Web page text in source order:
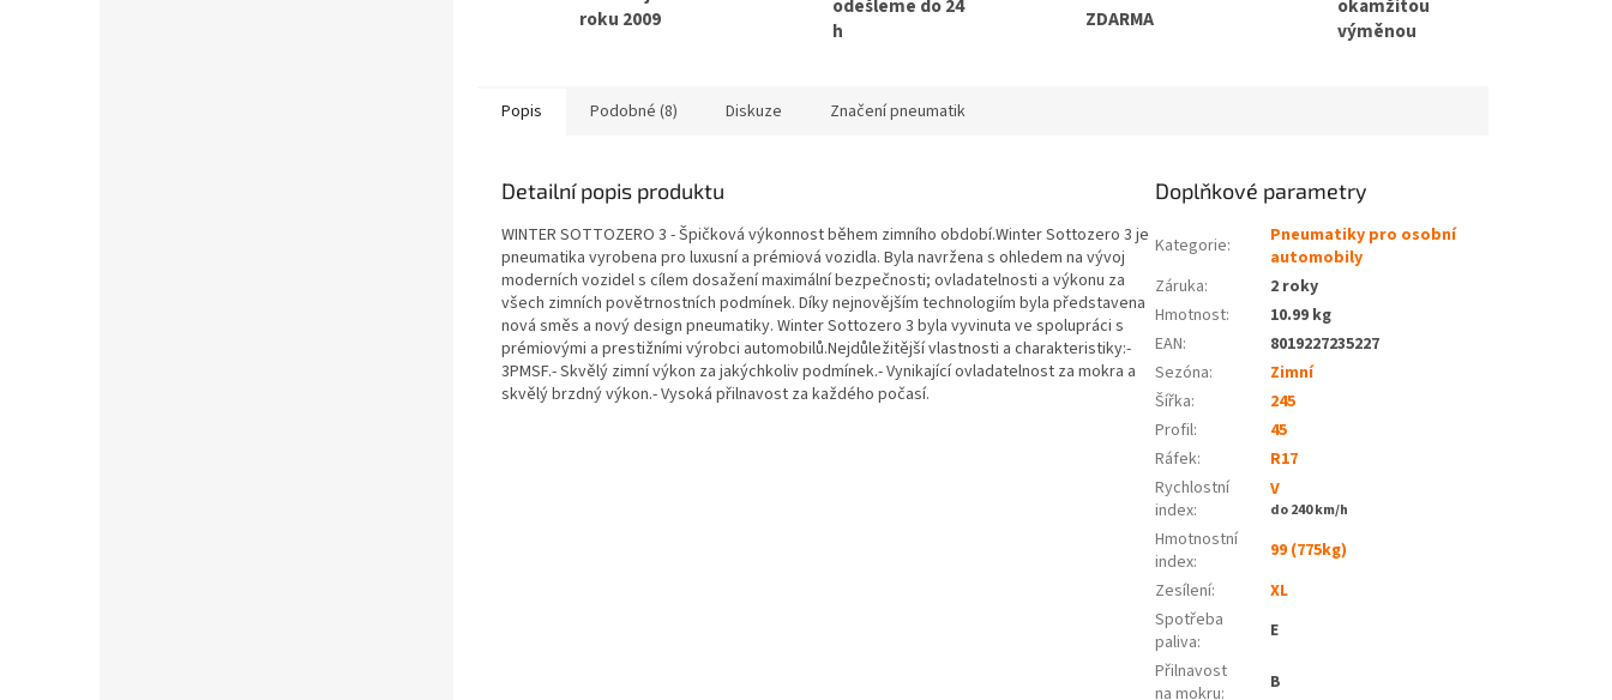
roku 2009
odešleme do 24
h
ZDARMA
okamžitou
výměnou
Popis Podobné (8) Diskuze Značení pneumatik
Detailní popis produktu
WINTER SOTTOZERO 3 - Špičková výkonnost během zimního období.Winter Sottozero 3 je
pneumatika vyrobena pro luxusní a prémiová vozidla. Byla navržena s ohledem na vývoj
moderních vozidel s cílem dosažení maximální bezpečnosti; ovladatelnosti a výkonu za
všech zimních povětrnostních podmínek. Díky nejnovějším technologiím byla představena
nová směs a nový design pneumatiky. Winter Sottozero 3 byla vyvinuta ve spolupráci s
prémiovými a prestižními výrobci automobilů.Nejdůležitější vlastnosti a charakteristiky:-
3PMSF.- Skvělý zimní výkon za jakýchkoliv podmínek.- Vynikající ovladatelnost za mokra a
skvělý brzdný výkon.- Vysoká přilnavost za každého počasí.
Doplňkové parametry
Kategorie:
Pneumatiky pro osobní
automobily
Záruka:
2 roky
Hmotnost:
10.99 kg
EAN:
8019227235227
Sezóna:
Zimní
Šířka:
245
Profil:
45
Ráfek:
R17
Rychlostní
index:
V
do 240 km/h
Hmotnostní
index:
99 (775kg)
Zesílení:
XL
Spotřeba
paliva:
E
Přilnavost
na mokru:
B